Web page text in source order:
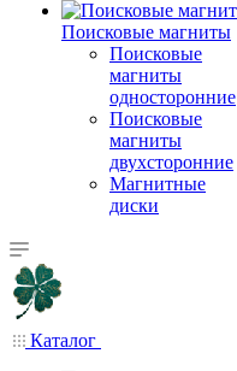
Поисковые магниты
Поисковые
магниты
односторонние
Поисковые
магниты
двухсторонние
Магнитные
диски
Каталог